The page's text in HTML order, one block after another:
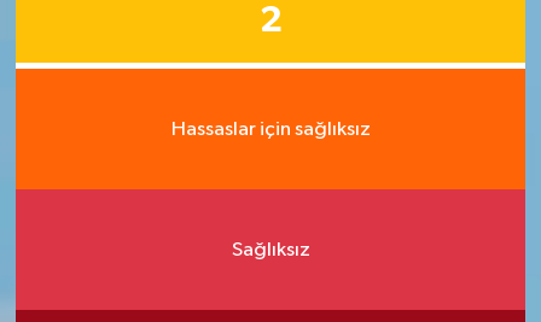
2
Hassaslar için sağlıksız
Sağlıksız